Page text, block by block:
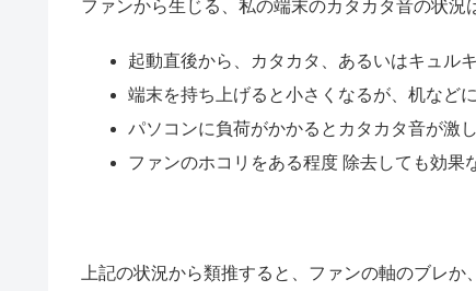
ファンから生じる、私の端末のカタカタ音の状況
起動直後から、カタカタ、あるいはキュル
端末を持ち上げると小さくなるが、机など
パソコンに負荷がかかるとカタカタ音が激
ファンのホコリをある程度 除去しても効果
上記の状況から類推すると、ファンの軸のブレ